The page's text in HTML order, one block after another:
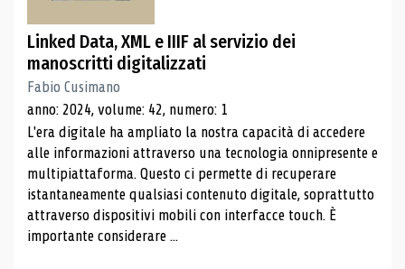
Linked Data, XML e IIIF al servizio dei
manoscritti digitalizzati
Fabio Cusimano
anno: 2024, volume: 42, numero: 1
L'era digitale ha ampliato la nostra capacità di accedere
alle informazioni attraverso una tecnologia onnipresente e
multipiattaforma. Questo ci permette di recuperare
istantaneamente qualsiasi contenuto digitale, soprattutto
attraverso dispositivi mobili con interfacce touch. È
importante considerare ...